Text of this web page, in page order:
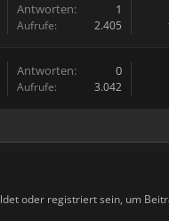
Antworten: 1
Aufrufe: 2.405
Antworten: 0
Aufrufe: 3.042
oder registriert sein, um